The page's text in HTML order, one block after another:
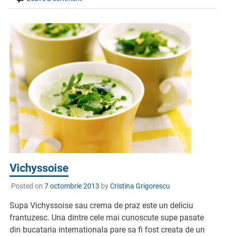
Vichyssoise
Posted on 7 octombrie 2013 byCristina Grigorescu
Supa Vichyssoise sau crema de praz este un deliciu
frantuzesc. Una dintre cele mai cunoscute supe pasate
din bucataria internationala pare sa fi fost creata de un